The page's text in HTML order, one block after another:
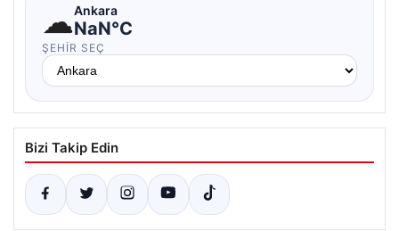
☁Ankara
NaN°C
ŞEHIR SEÇ
Bizi Takip Edin